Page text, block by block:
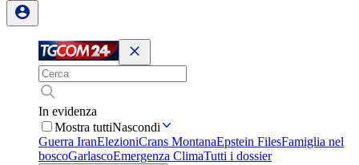
In evidenza
Mostra tuttiNascondi
Guerra IranElezioniCrans MontanaEpstein FilesFamiglia nel
boscoGarlascoEmergenza ClimaTutti i dossier